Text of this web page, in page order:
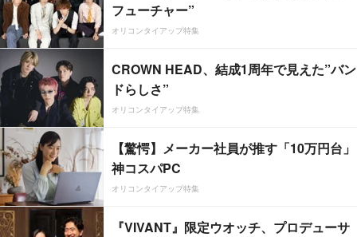
フューチャー”
オリコンタイアップ特集
CROWN HEAD、結成1周年で見えた”バン
ドらしさ”
オリコンタイアップ特集
【驚愕】メーカー社員が推す「10万円台」
神コスパPC
オリコンタイアップ特集
『VIVANT』限定ウオッチ、プロデューサ